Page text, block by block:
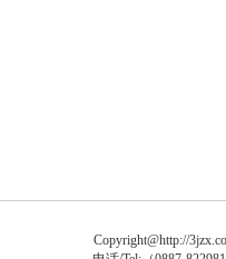
Copyright@http://